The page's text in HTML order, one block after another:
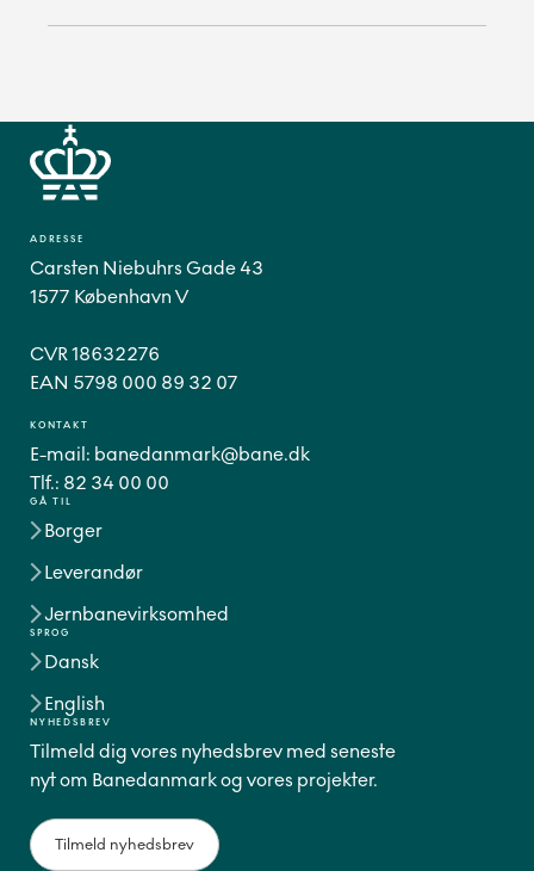
GÅ TIL
Borger
Leverandør
Jernbanevirksomhed
SPROG
Dansk
English
ADRESSE
Carsten Niebuhrs Gade 43
1577 København V
CVR 18632276
EAN 5798 000 89 32 07
KONTAKT
E-mail: banedanmark@bane.dk
Tlf.: 82 34 00 00
NYHEDSBREV
Tilmeld dig vores nyhedsbrev med seneste
nyt om Banedanmark og vores projekter.
Tilmeld nyhedsbrev